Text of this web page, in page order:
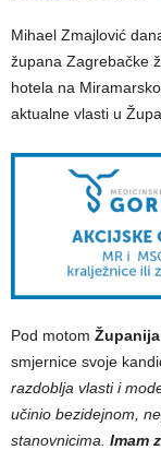
Mihael Zmajlović
župana Zagrebačke
hotela na
aktualne vlasti u
Pod motom
smjernice svoje
razdoblja vlasti i
učinio bezidejnom,
stanovnicima. Imam